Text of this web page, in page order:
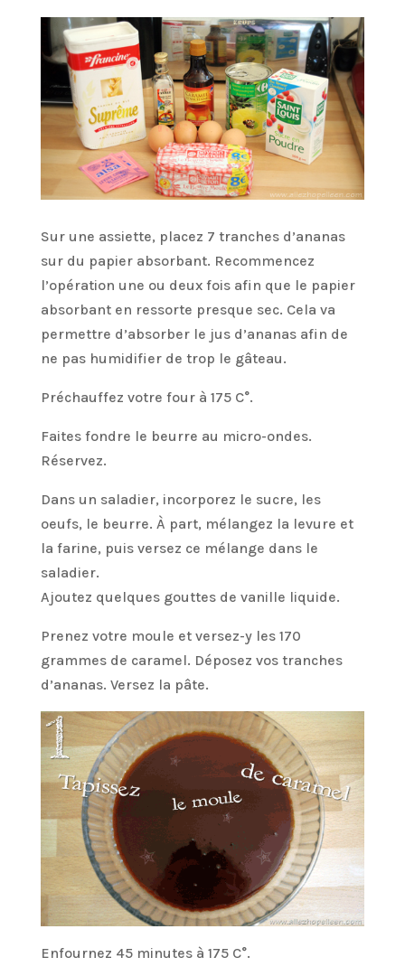
Sur une assiette, placez 7 tranches d’ananas
sur du papier absorbant. Recommencez
l’opération une ou deux fois afin que le papier
absorbant en ressorte presque sec. Cela va
permettre d’absorber le jus d’ananas afin de
ne pas humidifier de trop le gâteau.
Préchauffez votre four à 175 C°.
Faites fondre le beurre au micro-ondes.
Réservez.
Dans un saladier, incorporez le sucre, les
oeufs, le beurre. À part, mélangez la levure et
la farine, puis versez ce mélange dans le
saladier.
Ajoutez quelques gouttes de vanille liquide.
Prenez votre moule et versez-y les 170
grammes de caramel. Déposez vos tranches
d’ananas. Versez la pâte.
Enfournez 45 minutes à 175 C°.